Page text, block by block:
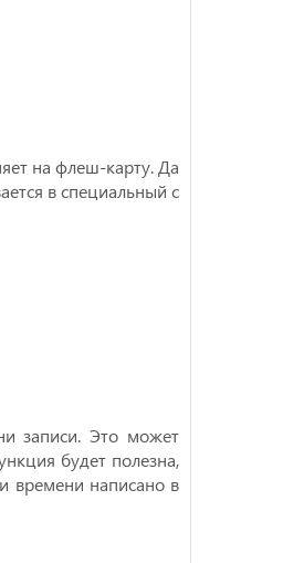
на флеш-карту. Да
в специальный с
записи. Это может
будет полезна,
времени написано в